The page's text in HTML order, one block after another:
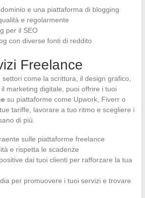
e una piattaforma di blogging
e regolarmente
per il SEO
con diverse fonti di reddito
Freelance
come la scrittura, il design grafico,
marketing digitale, puoi offrire i tuoi
su piattaforme come Upwork, Fiverr o
tariffe, lavorare a tuo ritmo e scegliere i
di più.
sulle piattaforme freelance
e rispetta le scadenze
dai tuoi clienti per rafforzare la tua
per promuovere i tuoi servizi e trovare